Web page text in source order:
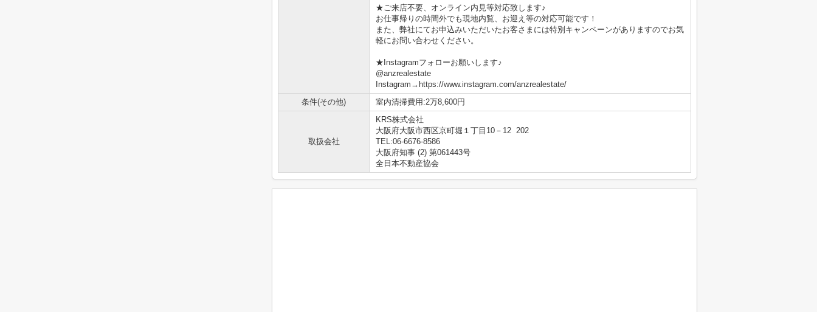
★ご来店不要、オンライン内見等対応致します♪
お仕事帰りの時間外でも現地内覧、お迎え等の対応可能です！
また、弊社にてお申込みいただいたお客さまには特別キャンペーンがありますのでお気
軽にお問い合わせください。
★Instagramフォローお願いします♪
@anzrealestate
Instagram→https://www.instagram.com/anzrealestate/
条件(その他)
室内清掃費用:2万8,600円
取扱会社
KRS株式会社
大阪府大阪市西区京町堀１丁目10－12 202
TEL:06-6676-8586
大阪府知事 (2) 第061443号
全日本不動産協会